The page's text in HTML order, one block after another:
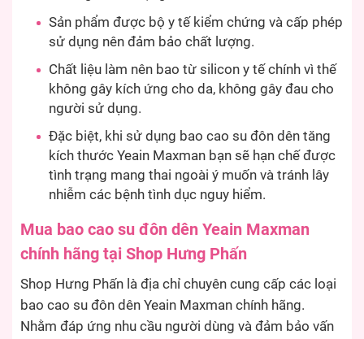
Sản phẩm được bộ y tế kiểm chứng và cấp phép
sử dụng nên đảm bảo chất lượng.
Chất liệu làm nên bao từ silicon y tế chính vì thế
không gây kích ứng cho da, không gây đau cho
người sử dụng.
Đặc biệt, khi sử dụng bao cao su đôn dên tăng
kích thước Yeain Maxman bạn sẽ hạn chế được
tình trạng mang thai ngoài ý muốn và tránh lây
nhiễm các bệnh tình dục nguy hiểm.
Mua bao cao su đôn dên Yeain Maxman
chính hãng tại Shop Hưng Phấn
Shop Hưng Phấn là địa chỉ chuyên cung cấp các loại
bao cao su đôn dên Yeain Maxman chính hãng.
Nhằm đáp ứng nhu cầu người dùng và đảm bảo vấn